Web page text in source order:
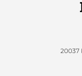
20037